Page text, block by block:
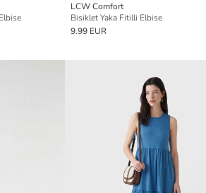
LCW Comfort
Bisiklet Yaka Fitilli Elbise
9.99 EUR